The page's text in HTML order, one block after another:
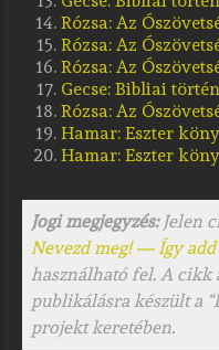
Rózsa:Az
Rózsa:Az
Rózsa:Az
Gecse:Bibliai
Rózsa:Az
Hamar:Eszter
Hamar:Eszter
Jogi megjegyzés:Jelen
Nevezd meg! — Így
használható fel. A
publikálásra készült a
projekt keretében.